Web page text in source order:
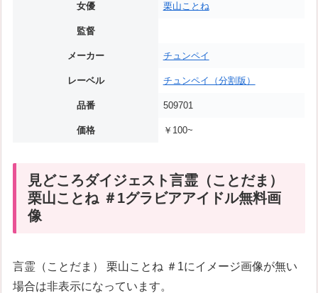
女優 栗山ことね
監督
メーカー チュンペイ
レーベル チュンペイ（分割版）
品番 509701
価格 ￥100~
見どころダイジェスト言霊（ことだま）
栗山ことね ＃1グラビアアイドル無料画
像
言霊（ことだま） 栗山ことね ＃1にイメージ画像が無い
場合は非表示になっています。